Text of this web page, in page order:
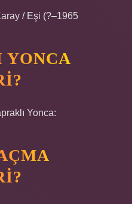
/ Eşi (?–1965
YONCA
Yonca: